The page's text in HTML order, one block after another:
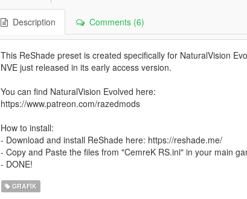
Description Comments (6)
This ReShade preset is created specifically for NaturalVision
NVE just released in its early access version.
You can find NaturalVision Evolved here:
https://www.patreon.com/razedmods
How to install:
- Download and install ReShade here: https://reshade.me/
- Copy and Paste the files from "CemreK RS.ini" in your main
- DONE!
GRAFIK